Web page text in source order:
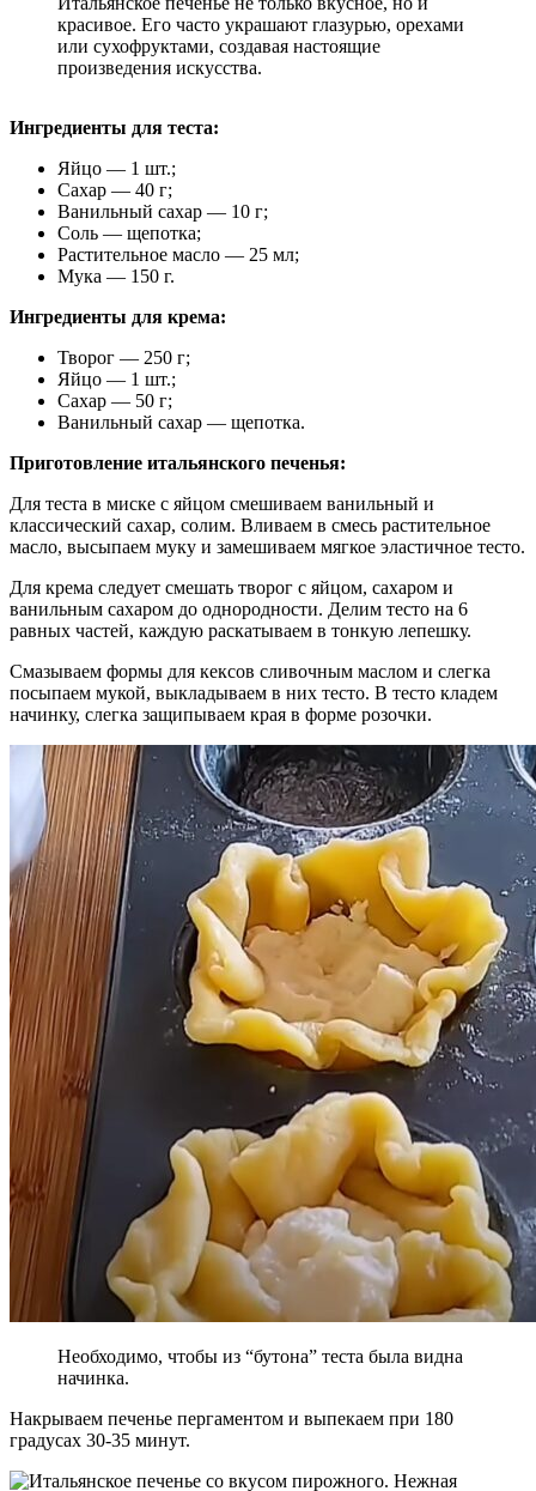
красивое. Его часто украшают глазурью, орехами
или сухофруктами, создавая настоящие
произведения искусства.
Ингредиенты для теста:
Яйцо — 1 шт.;
Сахар — 40 г;
Ванильный сахар — 10 г;
Соль — щепотка;
Растительное масло — 25 мл;
Мука — 150 г.
Ингредиенты для крема:
Творог — 250 г;
Яйцо — 1 шт.;
Сахар — 50 г;
Ванильный сахар — щепотка.
Приготовление итальянского печенья:
Для теста в миске с яйцом смешиваем ванильный и
классический сахар, солим. Вливаем в смесь растительное
масло, высыпаем муку и замешиваем мягкое эластичное тесто.
Для крема следует смешать творог с яйцом, сахаром и
ванильным сахаром до однородности. Делим тесто на 6
равных частей, каждую раскатываем в тонкую лепешку.
Смазываем формы для кексов сливочным маслом и слегка
посыпаем мукой, выкладываем в них тесто. В тесто кладем
начинку, слегка защипываем края в форме розочки.
Необходимо, чтобы из “бутона” теста была видна
начинка.
Накрываем печенье пергаментом и выпекаем при 180
градусах 30-35 минут.